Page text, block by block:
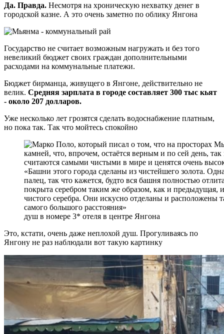
Да. Правда. Несмотря на хроническую нехватку денег в
городской казне. А это очень заметно по облику Янгона
Государство не считает возможным нагружать и без того
невеликий бюджет своих граждан дополнительными
расходами на коммунальные платежи.
Бюджет бирманца, живущего в Янгоне, действительно не
велик. Средняя зарплата в городе составляет 300 тыс кьят
- около 207 долларов.
Уже несколько лет грозятся сделать водоснабжение платным,
но пока так. Так что мойтесь спокойно
душ в номере 3* отеля в центре Янгона
Это, кстати, очень даже неплохой душ. Прогуливаясь по
Янгону не раз наблюдали вот такую картинку